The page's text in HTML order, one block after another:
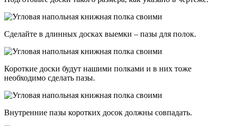
Сделайте в длинных досках выемки – пазы для полок.
Короткие доски будут нашими полками и в них тоже
необходимо сделать пазы.
Внутренние пазы коротких досок должны совпадать.